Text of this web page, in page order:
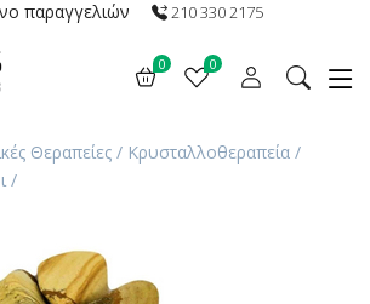
παραγγελιών 210 330 2175
0 0
Θεραπείες / Κρυσταλλοθεραπεία /
/